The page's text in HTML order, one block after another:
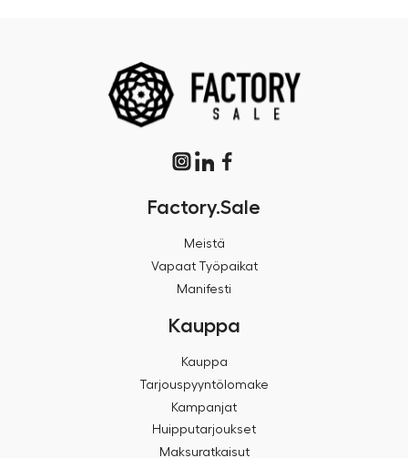
Factory.Sale
Meistä
Vapaat Työpaikat
Manifesti
Kauppa
Kauppa
Tarjouspyyntölomake
Kampanjat
Huipputarjoukset
Maksuratkaisut